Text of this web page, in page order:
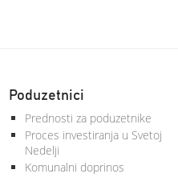
Poduzetnici
Prednosti za poduzetnike
Proces investiranja u Svetoj
Nedelji
Komunalni doprinos